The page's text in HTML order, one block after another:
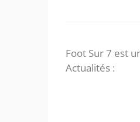
Foot Sur 7 est
Actualités :